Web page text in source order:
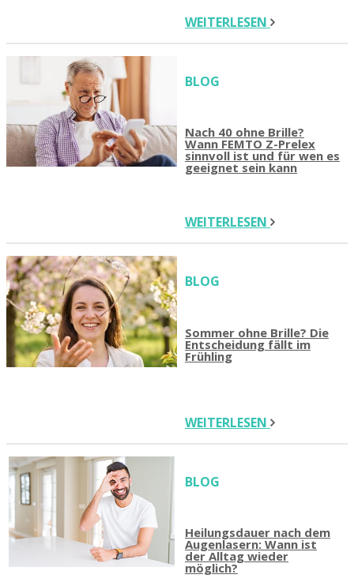
WEITERLESEN
BLOG
Nach 40 ohne Brille?
Wann FEMTO Z-Prelex
sinnvoll ist und für wen es
geeignet sein kann
WEITERLESEN
BLOG
Sommer ohne Brille? Die
Entscheidung fällt im
Frühling
WEITERLESEN
BLOG
Heilungsdauer nach dem
Augenlasern: Wann ist
der Alltag wieder
möglich?